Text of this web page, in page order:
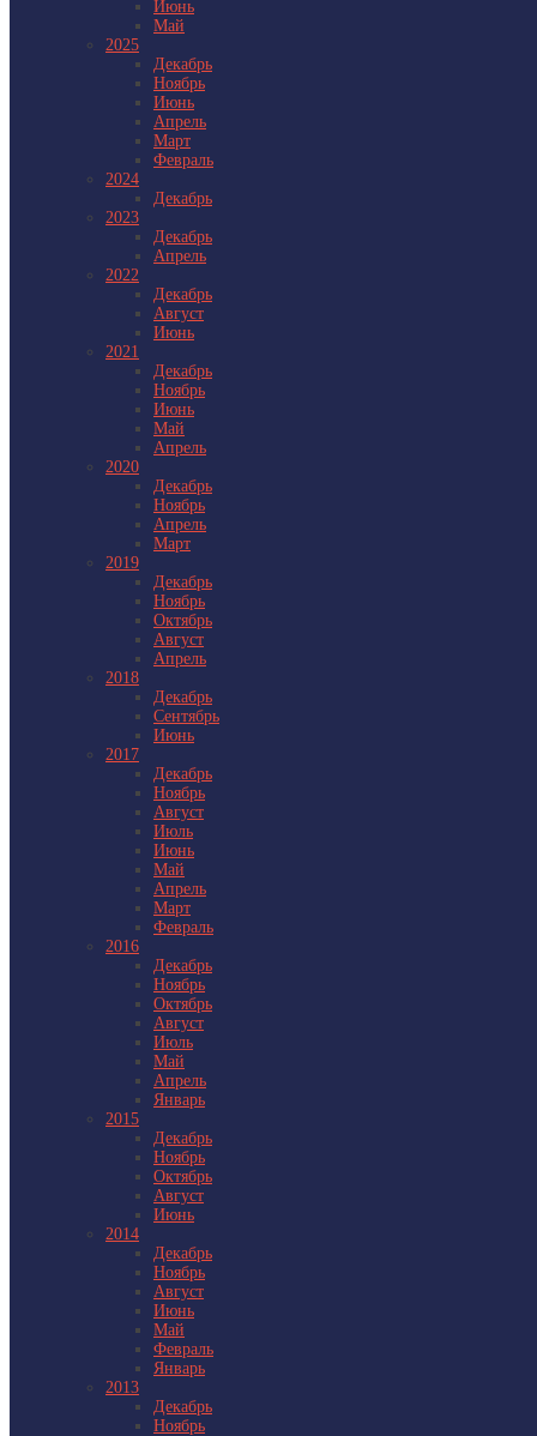
Июнь
Май
2025
Декабрь
Ноябрь
Июнь
Апрель
Март
Февраль
2024
Декабрь
2023
Декабрь
Апрель
2022
Декабрь
Август
Июнь
2021
Декабрь
Ноябрь
Июнь
Май
Апрель
2020
Декабрь
Ноябрь
Апрель
Март
2019
Декабрь
Ноябрь
Октябрь
Август
Апрель
2018
Декабрь
Сентябрь
Июнь
2017
Декабрь
Ноябрь
Август
Июль
Июнь
Май
Апрель
Март
Февраль
2016
Декабрь
Ноябрь
Октябрь
Август
Июль
Май
Апрель
Январь
2015
Декабрь
Ноябрь
Октябрь
Август
Июнь
2014
Декабрь
Ноябрь
Август
Июнь
Май
Февраль
Январь
2013
Декабрь
Ноябрь